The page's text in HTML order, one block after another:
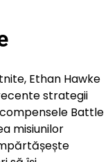
Ethan Hawke
strategii
Battle
misiunilor